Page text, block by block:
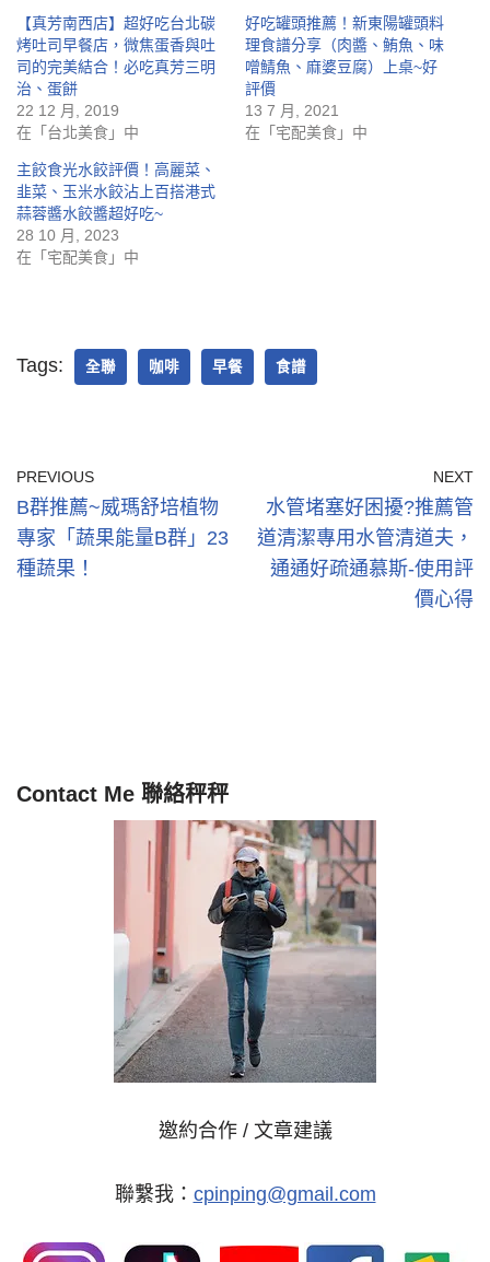
【真芳南西店】超好吃台北碳
烤吐司早餐店，微焦蛋香與吐
司的完美結合！必吃真芳三明
治、蛋餅
22 12 月, 2019
在「台北美食」中
好吃罐頭推薦！新東陽罐頭料
理食譜分享（肉醬、鮪魚、味
噌鯖魚、麻婆豆腐）上桌~好
評價
13 7 月, 2021
在「宅配美食」中
主餃食光水餃評價！高麗菜、
韭菜、玉米水餃沾上百搭港式
蒜蓉醬水餃醬超好吃~
28 10 月, 2023
在「宅配美食」中
Tags: 全聯 咖啡 早餐 食譜
PREVIOUS
B群推薦~威瑪舒培植物
專家「蔬果能量B群」23
種蔬果！
NEXT
水管堵塞好困擾?推薦管
道清潔專用水管清道夫，
通通好疏通慕斯-使用評
價心得
Contact Me 聯絡秤秤
邀約合作 / 文章建議
聯繫我： cpinping@gmail.com